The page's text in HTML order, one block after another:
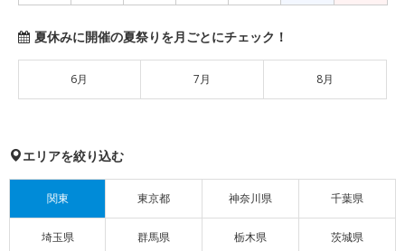
夏休みに開催の夏祭りを月ごとにチェック！
6月 7月 8月
エリアを絞り込む
関東 東京都 神奈川県 千葉県
埼玉県 群馬県 栃木県 茨城県